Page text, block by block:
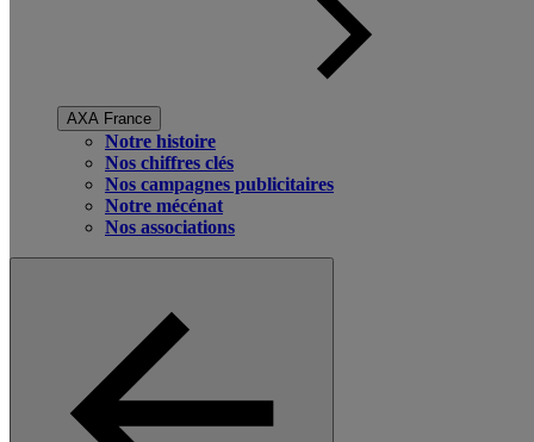
AXA France
Notre histoire
Nos chiffres clés
Nos campagnes publicitaires
Notre mécénat
Nos associations